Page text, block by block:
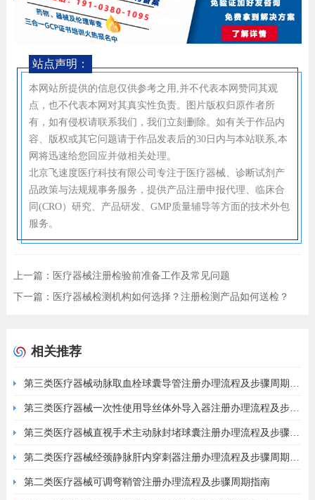
站点声明：
本网站所提供的信息仅供参考之用,并不代表本网赞同其观
点，也不代表本网对其真实性负责。图片版权归原作者所
有，如有侵权请联系我们，我们立刻删除。如有关于作品内
容、版权或其它问题请于作品发表后的30日内与本站联系,本
网将迅速给您回应并做相关处理。
北京飞速度医疗科技有限公司专注于医疗器械、诊断试剂产
品政策与法规规事务服务，提供产品注册申报代理、临床合
同(CRO）研究、产品研发、GMP质量辅导等方面的技术外包
服务。
上一篇： 医疗器械注册检验前准备工作及常见问题
下一篇： 医疗器械检测机构如何选择？注册检测产品如何送检？
相关推荐
第三类医疗器械动脉取血栓球囊导管注册办理流程及步骤周期指
南
第三类医疗器械一次性使用导丝体外导入器注册办理流程及步骤
周期指南
第三类医疗器械直视手术主动脉封堵球囊注册办理流程及步骤周
期指南
第二类医疗器械经颈静脉肝内穿刺器注册办理流程及步骤周期指
南
第二类医疗器械可调弯鞘管注册办理流程及步骤周期指南